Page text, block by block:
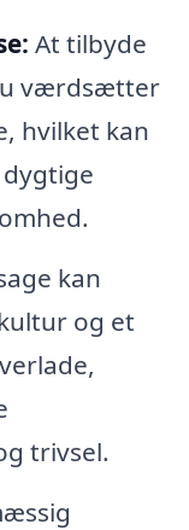
At tilbyde
værdsætter
hvilket kan
kan
og et
trivsel.